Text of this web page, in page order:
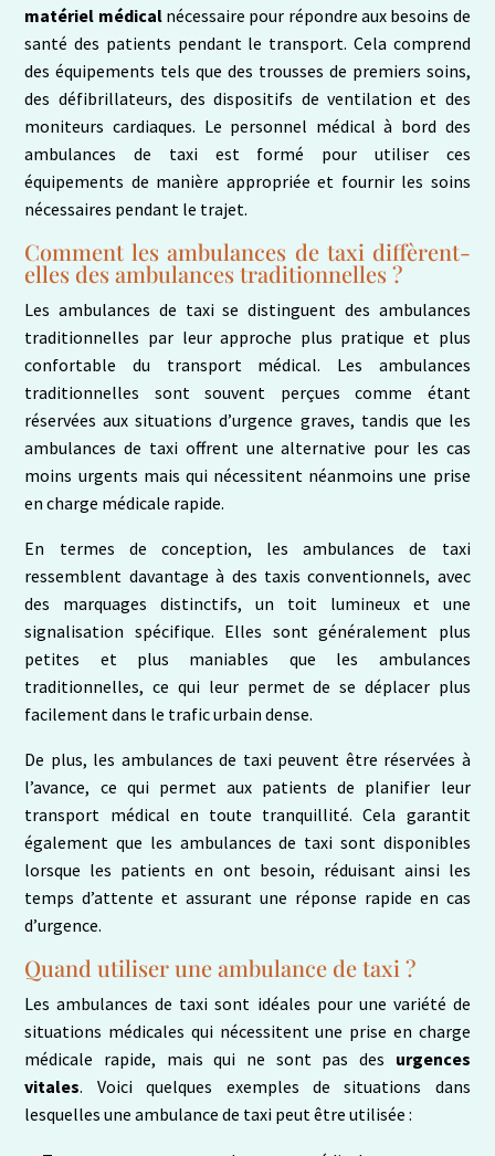
matériel médical nécessaire pour répondre aux besoins de
santé des patients pendant le transport. Cela comprend
des équipements tels que des trousses de premiers soins,
des défibrillateurs, des dispositifs de ventilation et des
moniteurs cardiaques. Le personnel médical à bord des
ambulances de taxi est formé pour utiliser ces
équipements de manière appropriée et fournir les soins
nécessaires pendant le trajet.
Comment les ambulances de taxi diffèrent-
elles des ambulances traditionnelles ?
Les ambulances de taxi se distinguent des ambulances
traditionnelles par leur approche plus pratique et plus
confortable du transport médical. Les ambulances
traditionnelles sont souvent perçues comme étant
réservées aux situations d’urgence graves, tandis que les
ambulances de taxi offrent une alternative pour les cas
moins urgents mais qui nécessitent néanmoins une prise
en charge médicale rapide.
En termes de conception, les ambulances de taxi
ressemblent davantage à des taxis conventionnels, avec
des marquages distinctifs, un toit lumineux et une
signalisation spécifique. Elles sont généralement plus
petites et plus maniables que les ambulances
traditionnelles, ce qui leur permet de se déplacer plus
facilement dans le trafic urbain dense.
De plus, les ambulances de taxi peuvent être réservées à
l’avance, ce qui permet aux patients de planifier leur
transport médical en toute tranquillité. Cela garantit
également que les ambulances de taxi sont disponibles
lorsque les patients en ont besoin, réduisant ainsi les
temps d’attente et assurant une réponse rapide en cas
d’urgence.
Quand utiliser une ambulance de taxi ?
Les ambulances de taxi sont idéales pour une variété de
situations médicales qui nécessitent une prise en charge
médicale rapide, mais qui ne sont pas des urgences
vitales. Voici quelques exemples de situations dans
lesquelles une ambulance de taxi peut être utilisée :